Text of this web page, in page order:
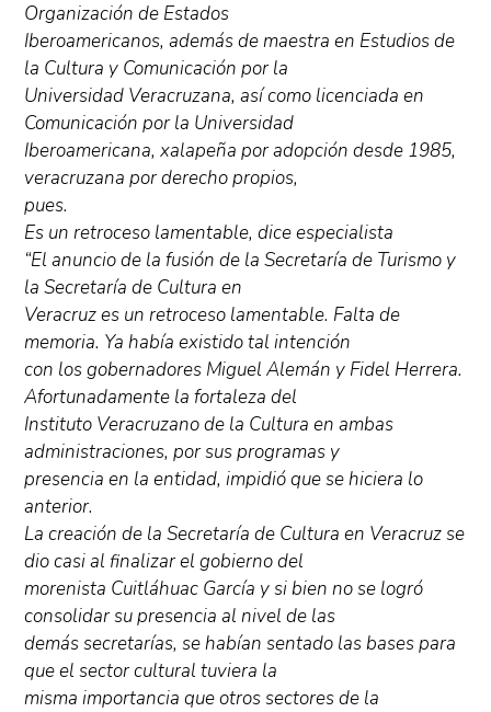
Organización de Estados
Iberoamericanos, además de maestra en Estudios de
la Cultura y Comunicación por la
Universidad Veracruzana, así como licenciada en
Comunicación por la Universidad
Iberoamericana, xalapeña por adopción desde 1985,
veracruzana por derecho propios,
pues.
Es un retroceso lamentable, dice especialista
“El anuncio de la fusión de la Secretaría de Turismo y
la Secretaría de Cultura en
Veracruz es un retroceso lamentable. Falta de
memoria. Ya había existido tal intención
con los gobernadores Miguel Alemán y Fidel Herrera.
Afortunadamente la fortaleza del
Instituto Veracruzano de la Cultura en ambas
administraciones, por sus programas y
presencia en la entidad, impidió que se hiciera lo
anterior.
La creación de la Secretaría de Cultura en Veracruz se
dio casi al finalizar el gobierno del
morenista Cuitláhuac García y si bien no se logró
consolidar su presencia al nivel de las
demás secretarías, se habían sentado las bases para
que el sector cultural tuviera la
misma importancia que otros sectores de la